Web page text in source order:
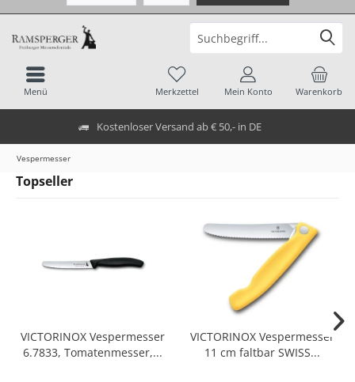
Kostenloser Versand ab € 50,- in DE
Warenkorb
Merkzettel Mein Konto
Menü
Vespermesser
Topseller
VICTORINOX Vespermesser
6.7833, Tomatenmesser,...
VICTORINOX Vespermesser
11 cm faltbar SWISS...